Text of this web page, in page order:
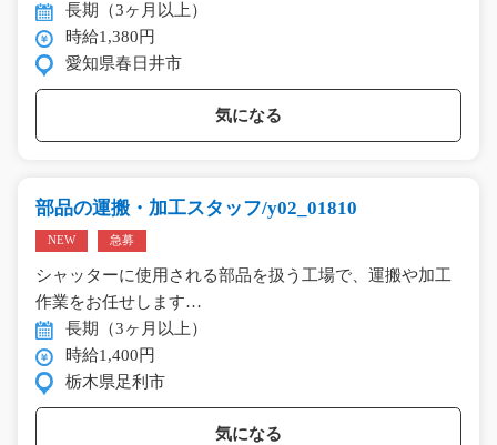
長期（3ヶ月以上）
時給1,380円
愛知県春日井市
気になる
部品の運搬・加工スタッフ/y02_01810
NEW 急募
シャッターに使用される部品を扱う工場で、運搬や加工
作業をお任せします…
長期（3ヶ月以上）
時給1,400円
栃木県足利市
気になる